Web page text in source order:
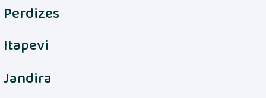
Perdizes
Itapevi
Jandira